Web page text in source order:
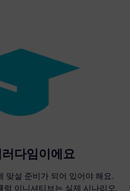
다임이에요
맞설 준비가 되어 있어야 해요.
럼 이니셔티브는 실제 시나리오,